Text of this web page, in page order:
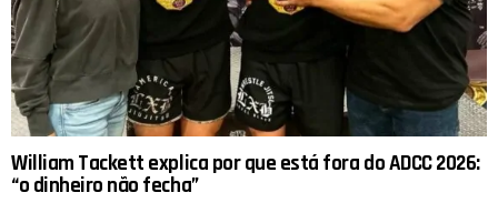
William Tackett explica por que está fora do ADCC 2026:
“o dinheiro não fecha”